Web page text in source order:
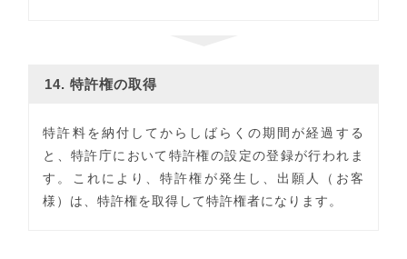
14. 特許権の取得
特許料を納付してからしばらくの期間が経過する
と、特許庁において特許権の設定の登録が行われま
す。これにより、特許権が発生し、出願人（お客
様）は、特許権を取得して特許権者になります。